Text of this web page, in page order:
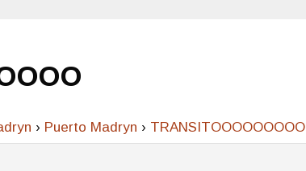
› Puerto Madryn › TRANSITOOOOOOOOO